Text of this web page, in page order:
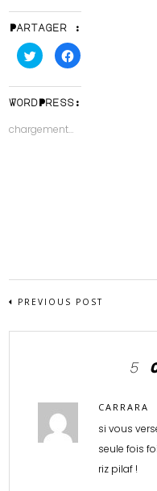
Partager :
Cliquez
pour
partager
Twitter(ouvre
dans
une
fenêtre)
Cliquez
pour
Facebook(ouvre
dans
une
WordPress:
chargement…
PREVIOUS POST
5
CARRARA
si vous
seule fois
riz pilaf !